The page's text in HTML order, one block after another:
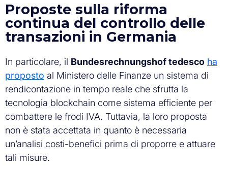
Proposte sulla riforma
continua del controllo delle
transazioni in Germania
In particolare, il Bundesrechnungshof tedesco ha
proposto al Ministero delle Finanze un sistema di
rendicontazione in tempo reale che sfrutta la
tecnologia blockchain come sistema efficiente per
combattere le frodi IVA. Tuttavia, la loro proposta
non è stata accettata in quanto è necessaria
un’analisi costi-benefici prima di proporre e attuare
tali misure.